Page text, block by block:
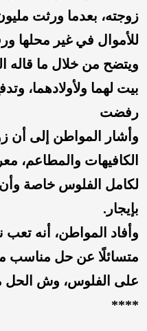
زوجته، بعدما ورثت
للأموال في غير محلها
ويتضح من خلال ما قاله
بيت لهما ولأولادهما،
رفضت
وأشار المواطن إلى أن
الكافيهات والمطاعم،
بإيجار.
وأفاد المواطن، أنه تعب
متسائلًا عن حل مناسب
على الفلوس، وش الحل
****